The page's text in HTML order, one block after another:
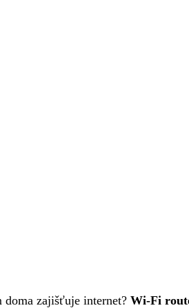
doma zajišťuje internet? Wi-Fi